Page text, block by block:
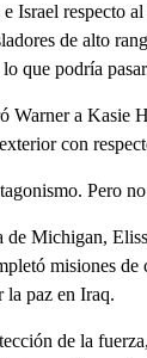
Israel respecto
de alto
que podría
Warner a Kasie
con
Pero no
de Michigan,
misiones de
la paz en Iraq.
de la